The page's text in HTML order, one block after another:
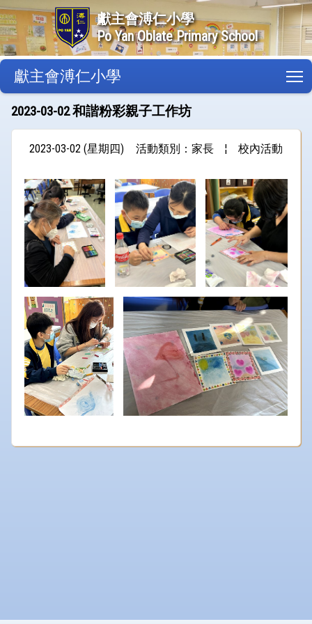
獻主會溥仁小學
Po Yan Oblate Primary School
獻主會溥仁小學
2023-03-02 和諧粉彩親子工作坊
2023-03-02 (星期四) 活動類別：家長 ¦ 校內活動